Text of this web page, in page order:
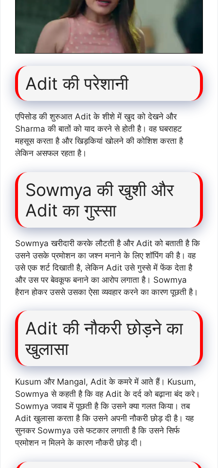
Adit की परेशानी
एपिसोड की शुरुआत Adit के शीशे में खुद को देखने और
Sharma की बातों को याद करने से होती है। वह घबराहट
महसूस करता है और खिड़कियां खोलने की कोशिश करता है
लेकिन असफल रहता है।
Sowmya की खुशी और
Adit का गुस्सा
Sowmya खरीदारी करके लौटती है और Adit को बताती है कि
उसने उसके प्रमोशन का जश्न मनाने के लिए शॉपिंग की है। वह
उसे एक शर्ट दिखाती है, लेकिन Adit उसे गुस्से में फेंक देता है
और उस पर बेवकूफ बनाने का आरोप लगाता है। Sowmya
हैरान होकर उससे उसका ऐसा व्यवहार करने का कारण पूछती है।
Adit की नौकरी छोड़ने का
खुलासा
Kusum और Mangal, Adit के कमरे में आते हैं। Kusum,
Sowmya से कहती है कि वह Adit के दर्द को बढ़ाना बंद करे।
Sowmya जवाब में पूछती है कि उसने क्या गलत किया। तब
Adit खुलासा करता है कि उसने अपनी नौकरी छोड़ दी है। यह
सुनकर Sowmya उसे फटकार लगाती है कि उसने सिर्फ
प्रमोशन न मिलने के कारण नौकरी छोड़ दी।